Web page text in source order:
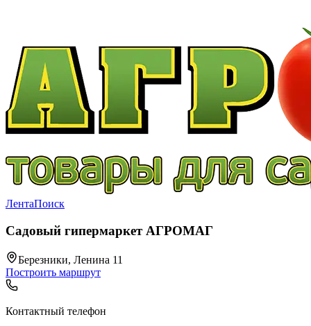
ЛентаПоиск
Садовый гипермаркет АГРОМАГ
Березники, Ленина 11
Построить маршрут
Контактный телефон